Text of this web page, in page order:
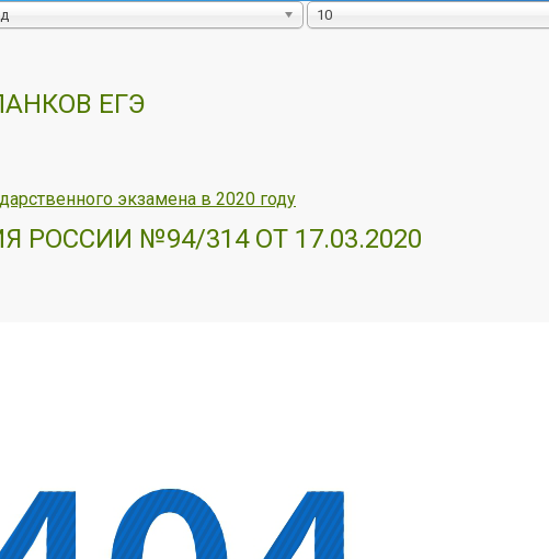
10
ЕГЭ
экзамена в 2020 году
№94/314 ОТ 17.03.2020